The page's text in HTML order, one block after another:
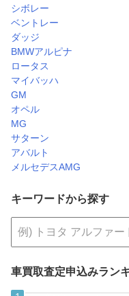
シボレー
ベントレー
ダッジ
BMWアルピナ
ロータス
マイバッハ
GM
オペル
MG
サターン
アバルト
メルセデスAMG
キーワードから探す
車買取査定申込みラン